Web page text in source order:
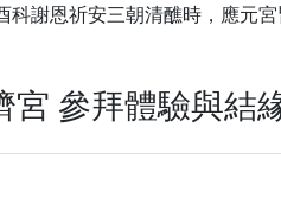
謝恩祈安三朝清醮時，應元
宮 參拜體驗與結